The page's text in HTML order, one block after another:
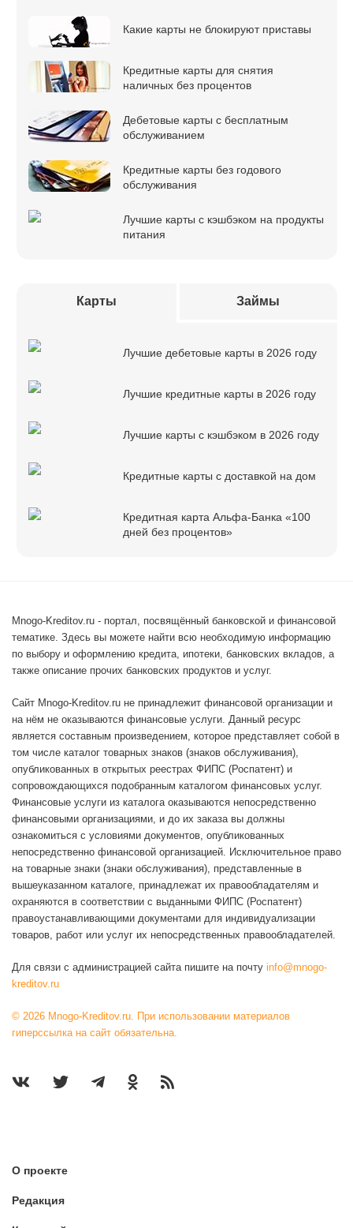
Какие карты не блокируют приставы
Кредитные карты для снятия
наличных без процентов
Дебетовые карты с бесплатным
обслуживанием
Кредитные карты без годового
обслуживания
Лучшие карты с кэшбэком на продукты
питания
Карты Займы
Лучшие дебетовые карты в 2026 году
Лучшие кредитные карты в 2026 году
Лучшие карты с кэшбэком в 2026 году
Кредитные карты с доставкой на дом
Кредитная карта Альфа-Банка «100
дней без процентов»
Mnogo-Kreditov.ru - портал, посвящённый банковской и финансовой
тематике. Здесь вы можете найти всю необходимую информацию
по выбору и оформлению кредита, ипотеки, банковских вкладов, а
также описание прочих банковских продуктов и услуг.
Сайт Mnogo-Kreditov.ru не принадлежит финансовой организации и
на нём не оказываются финансовые услуги. Данный ресурс
является составным произведением, которое представляет собой в
том числе каталог товарных знаков (знаков обслуживания),
опубликованных в открытых реестрах ФИПС (Роспатент) и
сопровождающихся подобранным каталогом финансовых услуг.
Финансовые услуги из каталога оказываются непосредственно
финансовыми организациями, и до их заказа вы должны
ознакомиться с условиями документов, опубликованных
непосредственно финансовой организацией. Исключительное право
на товарные знаки (знаки обслуживания), представленные в
вышеуказанном каталоге, принадлежат их правообладателям и
охраняются в соответствии с выданными ФИПС (Роспатент)
правоустанавливающими документами для индивидуализации
товаров, работ или услуг их непосредственных правообладателей.
Для связи с администрацией сайта пишите на почту info@mnogo-
kreditov.ru
© 2026 Mnogo-Kreditov.ru. При использовании материалов
гиперссылка на сайт обязательна.
О проекте
Редакция